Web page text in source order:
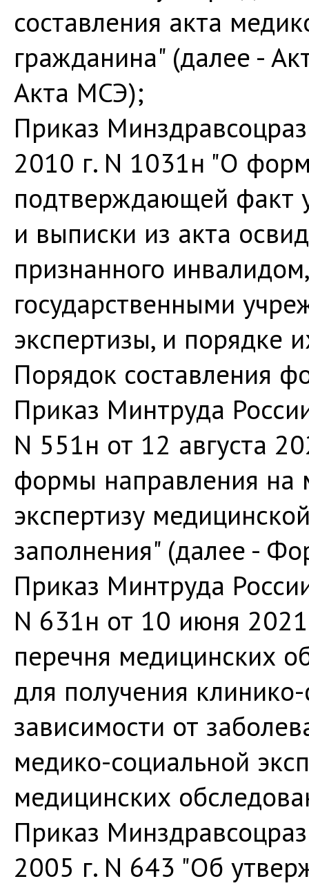
составления акта
гражданина" (далее -
Акта МСЭ);
Приказ
2010 г. N 1031н "О
подтверждающей факт
и выписки из акта
признанного
государственными
экспертизы, и порядке
Порядок составления
Приказ Минтруда
N 551н от 12 августа
формы направления на
экспертизу
заполнения" (далее -
Приказ Минтруда
N 631н от 10 июня
перечня медицинских
для получения
зависимости от
медико-социальной
медицинских
Приказ
2005 г. N 643 "Об